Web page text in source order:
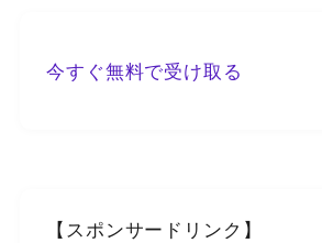
今すぐ無料で受け取る
【スポンサードリンク】